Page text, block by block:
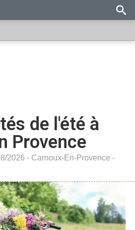
de l'été à
Provence
2026 - Carnoux-En-Provence -